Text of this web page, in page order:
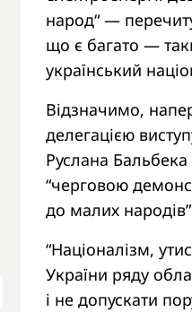
народ“ —
що є багато —
український
Відзначимо,
делегацією
Руслана
“черговою
до малих
“Націоналізм,
України ряду
і не допускати